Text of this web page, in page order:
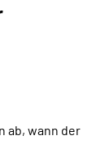
ab, wann der